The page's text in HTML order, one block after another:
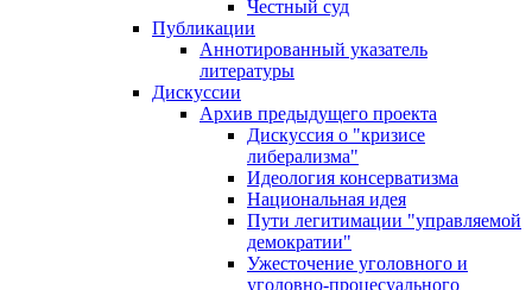
Честный суд
Публикации
Аннотированный указатель
литературы
Дискуссии
Архив предыдущего проекта
Дискуссия о "кризисе
либерализма"
Идеология консерватизма
Национальная идея
Пути легитимации "управляемой
демократии"
Ужесточение уголовного и
уголовно-процесуального